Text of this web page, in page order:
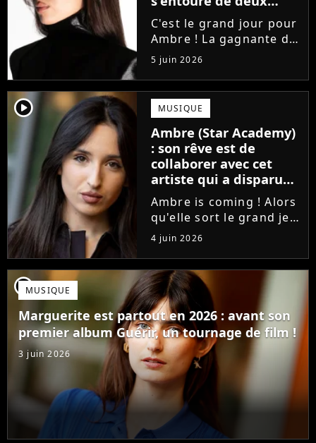
proches de Slimane
C'est le grand jour pour
Ambre ! La gagnante de
la Star Academy fait ses
premiers pas dans
l'industrie en publiant
J'me demande, un
premier single que la
chanteuse a
confectionné avec...
5 juin 2026
player2 MUSIQUE
Ambre (Star Academy)
: son rêve est de
collaborer avec cet
artiste qui a disparu
des radars, "c'est un
génie"
Ambre is coming ! Alors
qu'elle sort le grand jeu
cette semaine en
publiant son premier
single J'me demande, la
gagnante de la Star
Academy affiche
clairement ses
ambitions. Son rêve...
4 juin 2026
player2MUSIQUE
Marguerite est partout en 2026 : avant son
premier album Guérir, un tournage de film !
3 juin 2026